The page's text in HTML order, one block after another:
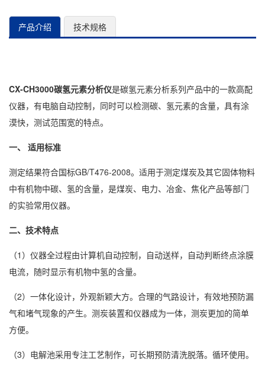
产品介绍 技术规格
CX-CH3000碳氢元素分析仪是碳氢元素分析系列产品中的一款高配
仪器，有电脑自动控制，同时可以检测碳、氢元素的含量，具有涂
漠快，测试范围宽的特点。
一、 适用标准
测定结果符合国标GB/T476-2008。适用于测定煤炭及其它固体物料
中有机物中碳、氢的含量，是煤炭、电力、冶金、焦化产品等部门
的实验常用仪器。
二、技术特点
（1）仪器全过程由计算机自动控制，自动送样，自动判断终点涂膜
电流，随时显示有机物中氢的含量。
（2）一体化设计，外观新颖大方。合理的气路设计，有效地预防漏
气和堵气现象的产生。测炭装置和仪器成为一体，测炭更加的简单
方便。
（3）电解池采用专注工艺制作，可长期预防清洗脱落。循环使用。